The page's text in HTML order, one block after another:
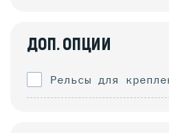
ДОП. ОПЦИИ
Рельсы для